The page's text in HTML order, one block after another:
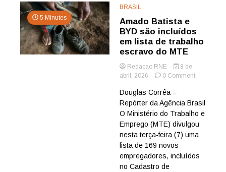
5 Minutes
BRASIL
Amado Batista e
BYD são incluídos
em lista de trabalho
escravo do MTE
Redacao RNE
8 de
abril, 2026
0 Commenton
e
BYD
em
de
Douglas Corrêa –
Repórter da Agência Brasil
O Ministério do Trabalho e
Emprego (MTE) divulgou
nesta terça-feira (7) uma
lista de 169 novos
empregadores, incluídos
no Cadastro de